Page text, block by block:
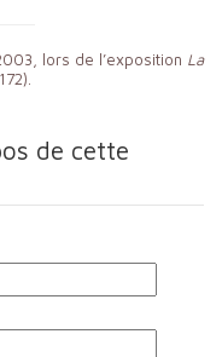
lors de l’exposition La
de cette